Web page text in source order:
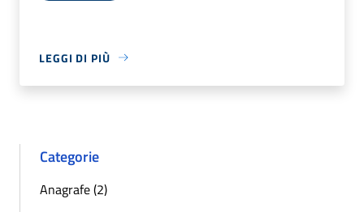
LEGGI DI PIÙ
Categorie
Anagrafe (2)